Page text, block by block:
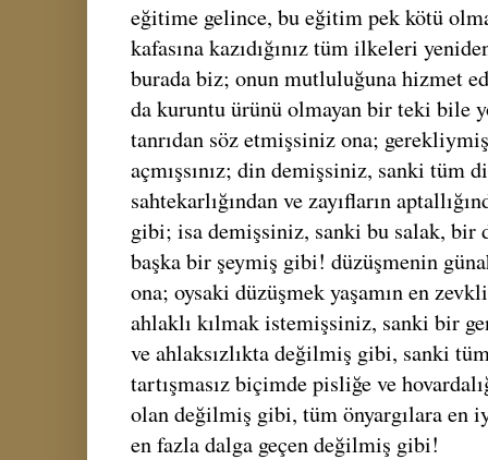
eğitime gelince, bu eğitim pek kötü
kafasına kazıdığınız tüm ilkeleri
burada biz; onun mutluluğuna hizmet
da kuruntu ürünü olmayan bir teki bile
tanrıdan söz etmişsiniz ona;
açmışsınız; din demişsiniz, sanki tüm
sahtekarlığından ve zayıfların
gibi; isa demişsiniz, sanki bu salak, bir
başka bir şeymiş gibi! düzüşmenin
ona; oysaki düzüşmek yaşamın en
ahlaklı kılmak istemişsiniz, sanki bir
ve ahlaksızlıkta değilmiş gibi, sanki
tartışmasız biçimde pisliğe ve
olan değilmiş gibi, tüm önyargılara en
en fazla dalga geçen değilmiş gibi!